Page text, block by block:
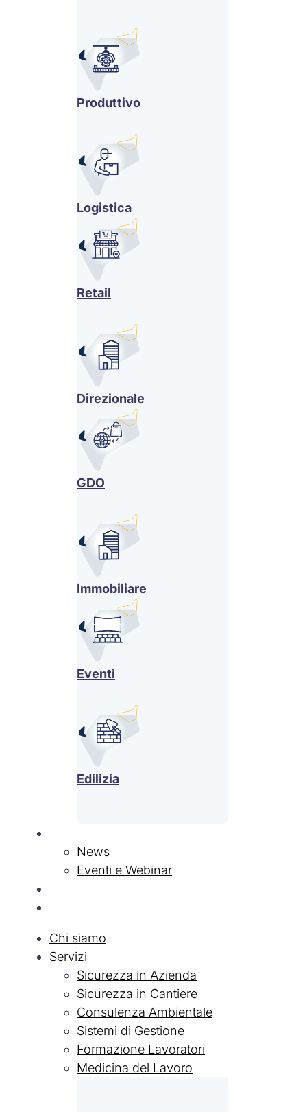
Produttivo
Logistica
Retail
Direzionale
GDO
Immobiliare
Eventi
Edilizia
News
Eventi e Webinar
Chi siamo
Servizi
Sicurezza in Azienda
Sicurezza in Cantiere
Consulenza Ambientale
Sistemi di Gestione
Formazione Lavoratori
Medicina del Lavoro